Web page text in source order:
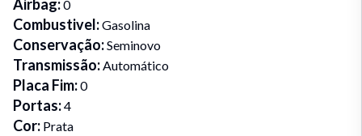
Airbag:0
Combustivel:Gasolina
Conservação:Seminovo
Transmissão:Automático
Placa Fim:0
Portas:4
Cor: Prata